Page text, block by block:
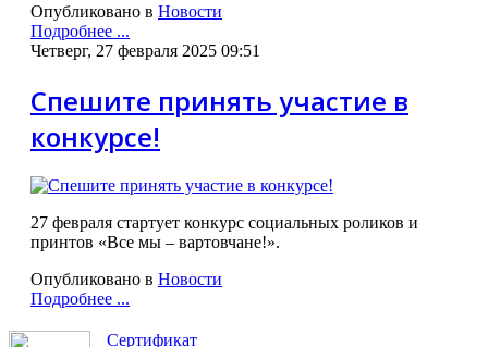
Опубликовано в Новости
Подробнее ...
Четверг, 27 февраля 2025 09:51
Спешите принять участие в
конкурсе!
27 февраля стартует конкурс социальных роликов и
принтов «Все мы – вартовчане!».
Опубликовано в Новости
Подробнее ...
Сертификат